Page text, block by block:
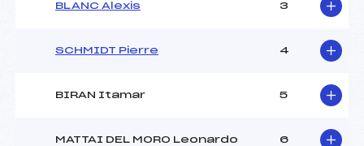
BLANC Alexis 3
SCHMIDT Pierre 4
BIRAN Itamar 5
MATTAI DEL MORO Leonardo 6